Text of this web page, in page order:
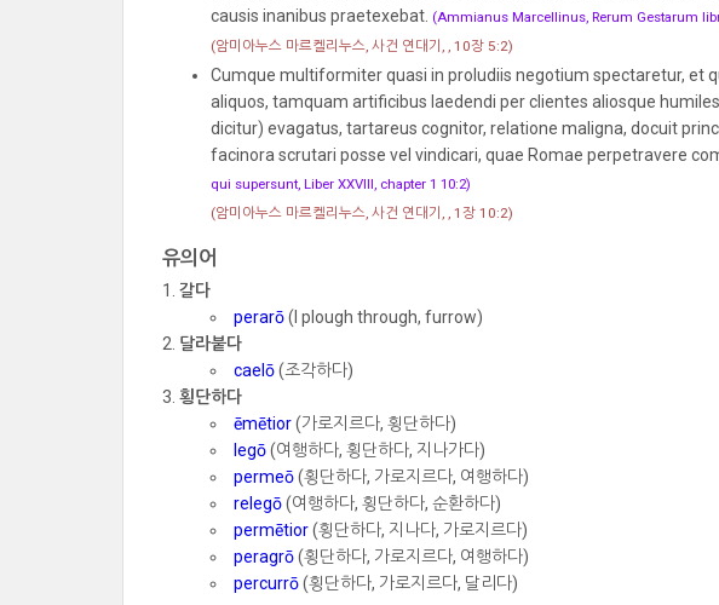
causis inanibus praetexebat. (Ammianus Marcellinus, Rerum Gestarum
(암미아누스 마르켈리누스, 사건 연대기, , 10장 5:2)
Cumque multiformiter quasi in proludiis negotium spectaretur, et
aliquos, tamquam artificibus laedendi per clientes aliosque
dicitur) evagatus, tartareus cognitor, relatione maligna, docuit
facinora scrutari posse vel vindicari, quae Romae perpetravere
qui supersunt, Liber XXVIII, chapter 1 10:2)
(암미아누스 마르켈리누스, 사건 연대기, , 1장 10:2)
유의어
갈다
perarō(I plough through, furrow)
달라붙다
caelō(조각하다)
횡단하다
ēmētior(가로지르다, 횡단하다)
legō(여행하다, 횡단하다, 지나가다)
permeō(횡단하다, 가로지르다, 여행하다)
relegō(여행하다, 횡단하다, 순환하다)
permētior(횡단하다, 지나다, 가로지르다)
peragrō(횡단하다, 가로지르다, 여행하다)
percurrō(횡단하다, 가로지르다, 달리다)